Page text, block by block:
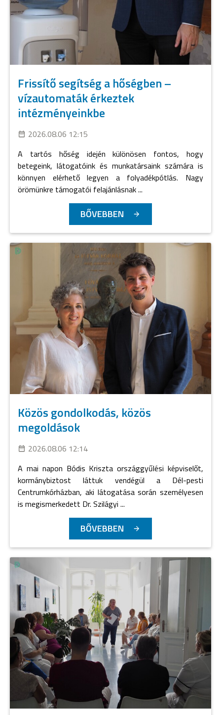
Frissítő segítség a hőségben –
vízautomaták érkeztek
intézményeinkbe
2026.08.06 12:15
A tartós hőség idején különösen fontos, hogy
betegeink, látogatóink és munkatársaink számára is
könnyen elérhető legyen a folyadékpótlás. Nagy
örömünkre támogatói felajánlásnak ...
BŐVEBBEN
Közös gondolkodás, közös
megoldások
2026.08.06 12:14
A mai napon Bódis Kriszta országgyűlési képviselőt,
kormánybiztost láttuk vendégül a Dél-pesti
Centrumkórházban, aki látogatása során személyesen
is megismerkedett Dr. Szilágyi ...
BŐVEBBEN